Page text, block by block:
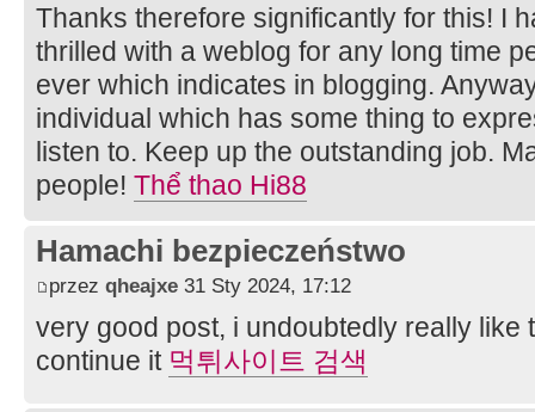
Thanks therefore significantly for this! I
thrilled with a weblog for any long time
ever which indicates in blogging.
individual which has some thing to
listen to. Keep up the outstanding job.
people! Thể thao Hi88
Hamachi bezpieczeństwo
przez qheajxe 31 Sty 2024, 17:12
very good post, i undoubtedly really like
continue it 먹튀사이트 검색